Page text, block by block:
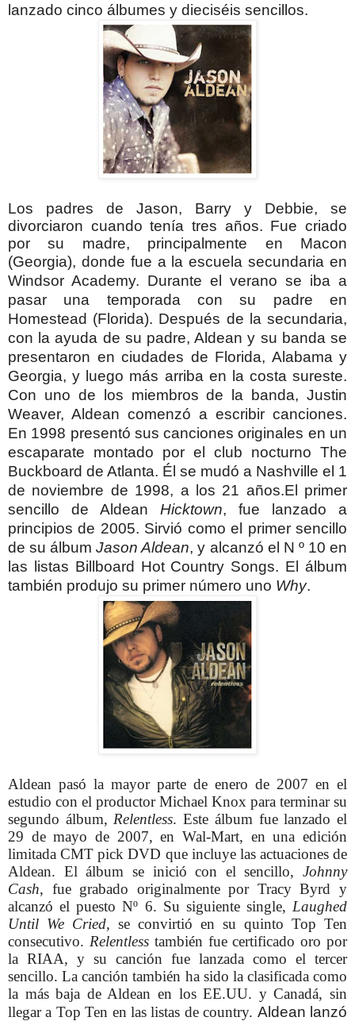
lanzado cinco álbumes y dieciséis sencillos.
Los padres de Jason, Barry y Debbie, se
divorciaron cuando tenía tres años. Fue criado
por su madre, principalmente en Macon
(Georgia), donde fue a la escuela secundaria en
Windsor Academy. Durante el verano se iba a
pasar una temporada con su padre en
Homestead (Florida). Después de la secundaria,
con la ayuda de su padre, Aldean y su banda se
presentaron en ciudades de Florida, Alabama y
Georgia, y luego más arriba en la costa sureste.
Con uno de los miembros de la banda, Justin
Weaver, Aldean comenzó a escribir canciones.
En 1998 presentó sus canciones originales en un
escaparate montado por el club nocturno The
Buckboard de Atlanta. Él se mudó a Nashville el 1
de noviembre de 1998, a los 21 años.El primer
sencillo de Aldean Hicktown, fue lanzado a
principios de 2005. Sirvió como el primer sencillo
de su álbumJason Aldean, y alcanzó el N º 10 en
las listas Billboard Hot Country Songs. El álbum
también produjo su primer número uno Why.
Aldean pasó la mayor parte de enero de 2007 en el
estudio con el productor Michael Knox para terminar su
segundo álbum, Relentless. Este álbum fue lanzado el
29 de mayo de 2007, en Wal-Mart, en una edición
limitada CMT pick DVD que incluye las actuaciones de
Aldean. El álbum se inició con el sencillo, Johnny
Cash, fue grabado originalmente por Tracy Byrd y
alcanzó el puesto Nº 6. Su siguiente single, Laughed
Until We Cried, se convirtió en su quinto Top Ten
consecutivo. Relentlesstambién fue certificado oro por
la RIAA, y su canción fue lanzada como el tercer
sencillo. La canción también ha sido la clasificada como
la más baja de Aldean en los EE.UU. y Canadá, sin
llegar a Top Ten en las listas de country. Aldean lanzó